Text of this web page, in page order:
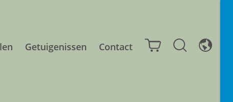
Getuigenissen Contact